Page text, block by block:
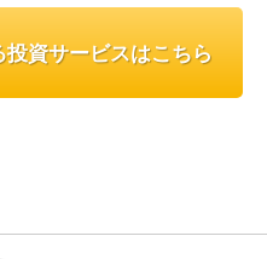
資サービスはこちら